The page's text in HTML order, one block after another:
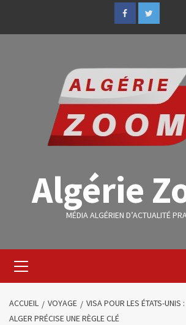
Algérie
MÉDIA ALGÉRIEN D’ACTUALITÉ
ACCUEIL VOYAGE
VISA POUR LES ÉTATS-UNIS
ALGER PRÉCISE UNE RÈGLE CLÉ